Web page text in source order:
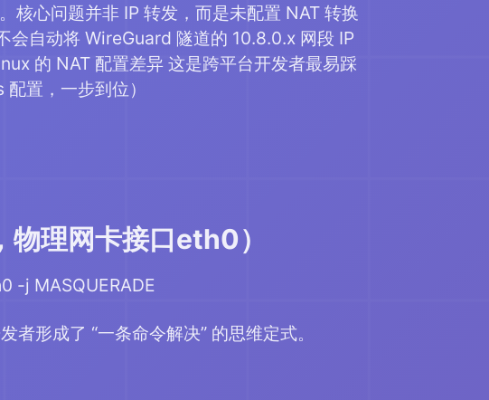
核心问题并非 IP 转发，而是未配置 NAT 转换
会自动将 WireGuard 隧道的 10.8.0.x 网段 IP
的 NAT 配置差异 这是跨平台开发者最易踩
置，一步到位）
理网卡接口eth0）
-j MASQUERADE
形成了 “一条命令解决” 的思维定式。